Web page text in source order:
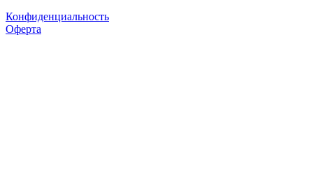
Конфиденциальность
Оферта